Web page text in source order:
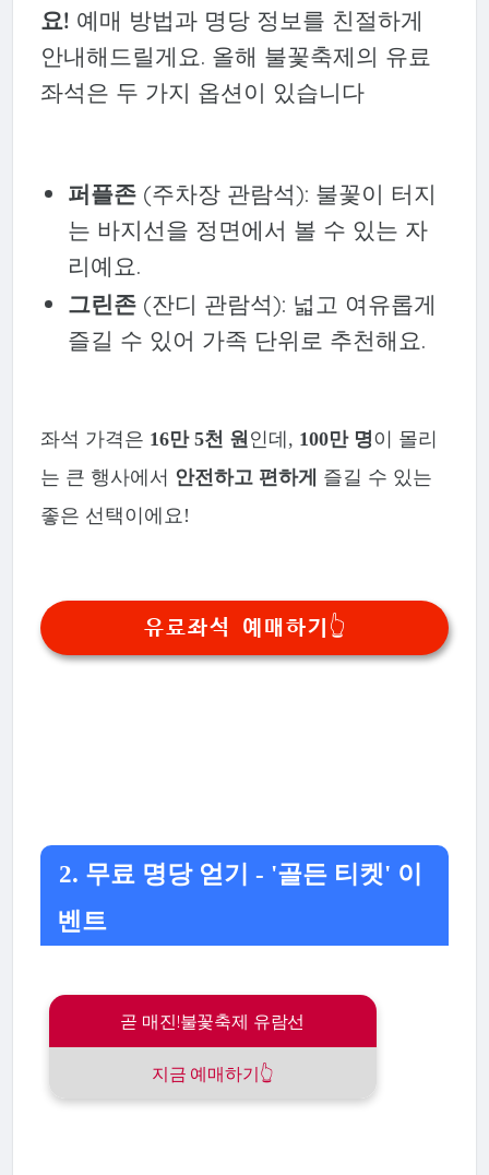
요! 예매 방법과 명당 정보를 친절하게
안내해드릴게요. 올해 불꽃축제의 유료
좌석은 두 가지 옵션이 있습니다
퍼플존(주차장 관람석): 불꽃이 터지
는 바지선을 정면에서 볼 수 있는 자
리예요.
그린존(잔디 관람석): 넓고 여유롭게
즐길 수 있어 가족 단위로 추천해요.
좌석 가격은 16만 5천 원 인데, 100만 명이 몰리
는 큰 행사에서 안전하고 편하게
즐길 수 있는
좋은 선택이에요!
유료좌석 예매하기👆
2. 무료 명당 얻기 - '골든 티켓' 이
벤트
곧 매진!불꽃축제 유람선
지금 예매하기👆